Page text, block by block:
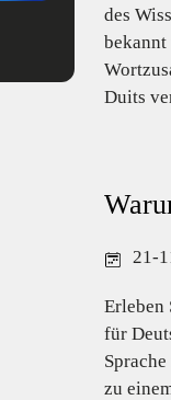
des
bekannt
Duits
21-
Erleben
für
zu